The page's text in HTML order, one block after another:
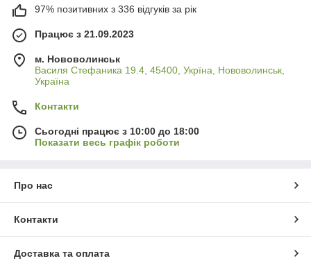
97% позитивних з 336 відгуків за рік
Працює з 21.09.2023
м. Нововолинськ
Василя Стефаника 19.4, 45400, Укрїна, Нововолинськ,
Україна
Контакти
Сьогодні працює з 10:00 до 18:00
Показати весь графік роботи
Про нас
Контакти
Доставка та оплата